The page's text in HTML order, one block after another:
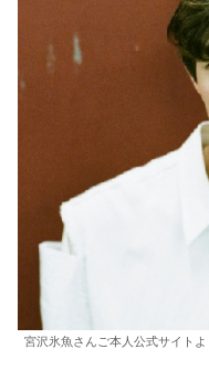
宮沢氷魚さんご本人公式サイトよ